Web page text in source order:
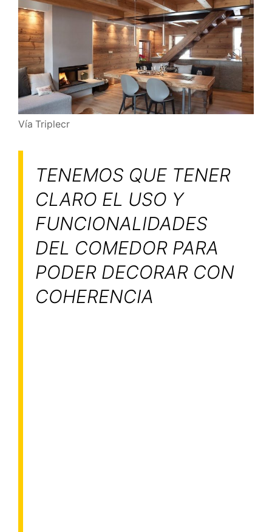
Vía Triplecr
TENEMOS QUE TENER
CLARO EL USO Y
FUNCIONALIDADES
DEL COMEDOR PARA
PODER DECORAR CON
COHERENCIA